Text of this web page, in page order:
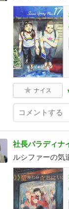
ナイス
社長パラディナ
ルシファーの気